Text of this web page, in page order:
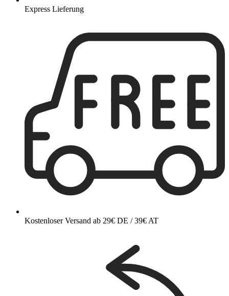
Express Lieferung
Kostenloser Versand ab 29€ DE / 39€ AT